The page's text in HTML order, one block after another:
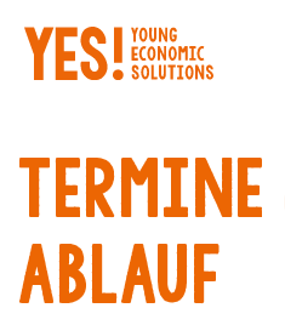
links
to
primary
Skip
content
TERMINE
ABLAUF